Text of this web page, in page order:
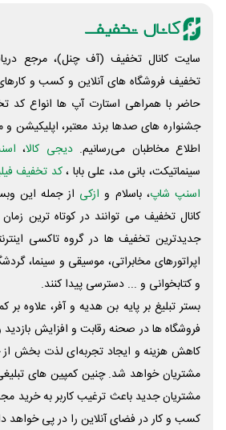
سایت کانال تخفیف (آف چنل)، مرجع
تخفیف فروشگاه های آنلاین و کسب و‌
حاضر با همراهی استارت آپ ها انواع کد
جشنواره های صدها برند معتبر، اپلیکیشن و
اطلاع مخاطبان می‌رسانیم. دیجی کالا،
سینماتیکت، بانی مد، علی‌ بابا ،کد تخفیف
اسنپ شاپ، باسلام و ازکی از جمله این
کانال تخفیف می توانند در کوتاه ترین
جدیدترین تخفیف ها در گروه تاکسی
اپراتورهای مخابراتی، موسیقی و سینما،
و کتابخوانی و ... دسترسی پیدا کنند.
بستر تبلیغ بر پایه بن هدیه و آفر، علاوه
فروشگاه ها در صحنه رقابت و افزایش
کاهش هزینه و ایجاد تجربه‌ای لذت بخش
مشتریان خواهد شد. چنین کمپین های
مشتریان جدید باعث ترغیب کاربر به خرید
کسب و کار در فضای آنلاین را در پی خواهد